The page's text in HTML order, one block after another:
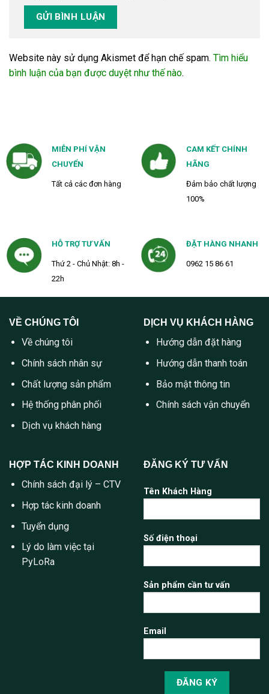
Website này sử dụng Akismet để hạn chế spam. Tìm hiểu
bình luận của bạn được duyệt như thế nào.
MIỄN PHÍ VẬN
CHUYỂN
Tất cả các đơn hàng
CAM KẾT CHÍNH
HÃNG
Đảm bảo chất lượng
100%
HỖ TRỢ TƯ VẤN
Thứ 2 - Chủ Nhật: 8h -
22h
ĐẶT HÀNG NHANH
0962 15 86 61
VỀ CHÚNG TÔI
Về chúng tôi
Chính sách nhân sự
Chất lượng sản phẩm
Hệ thống phân phối
Dịch vụ khách hàng
DỊCH VỤ KHÁCH HÀNG
Hướng dẫn đặt hàng
Hướng dẫn thanh toán
Bảo mật thông tin
Chính sách vận chuyển
HỢP TÁC KINH DOANH
Chính sách đại lý – CTV
Hợp tác kinh doanh
Tuyển dụng
Lý do làm việc tại
PyLoRa
ĐĂNG KÝ TƯ VẤN
Tên Khách Hàng
Số điện thoại
Sản phẩm cần tư vấn
Email